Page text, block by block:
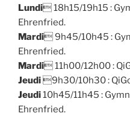
Lundi 18h15/19h15 :
Ehrenfried.
Mardi 9h45/10h45 :
Ehrenfried.
Mardi 11h00/12h00 :
Jeudi9h30/10h30 :
Jeudi10h45/11h45 :
Ehrenfried.